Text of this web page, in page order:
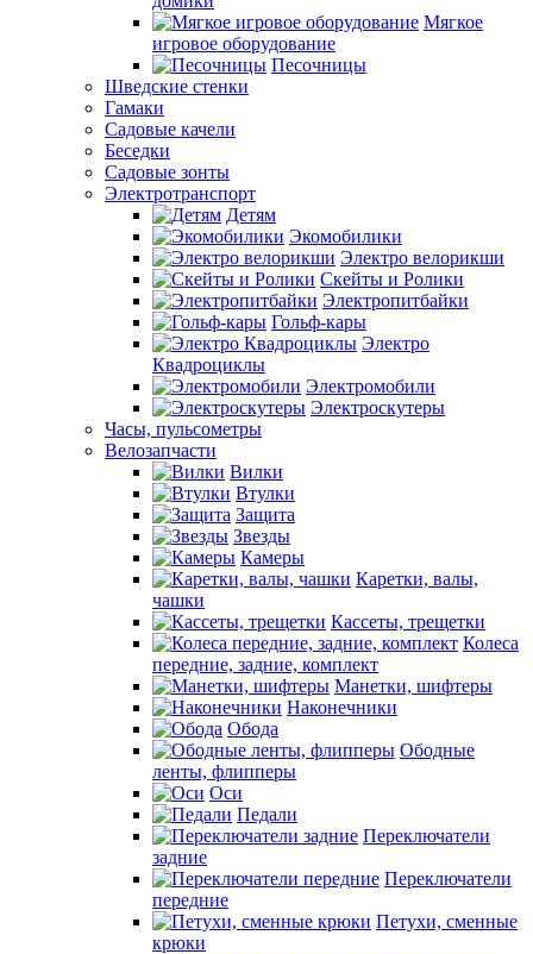
Мягкое
игровое оборудование
Песочницы
Шведские стенки
Гамаки
Садовые качели
Беседки
Садовые зонты
Электротранспорт
Детям
Экомобилики
Электро велорикши
Скейты и Ролики
Электропитбайки
Гольф-кары
Электро
Квадроциклы
Электромобили
Электроскутеры
Часы, пульсометры
Велозапчасти
Вилки
Втулки
Защита
Звезды
Камеры
Каретки, валы,
чашки
Кассеты, трещетки
Колеса
передние, задние, комплект
Манетки, шифтеры
Наконечники
Обода
Ободные
ленты, флипперы
Оси
Педали
Переключатели
задние
Переключатели
передние
Петухи, сменные
крюки